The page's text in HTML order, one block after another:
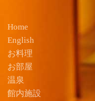
Home
English
お料理
お部屋
温泉
館内施設